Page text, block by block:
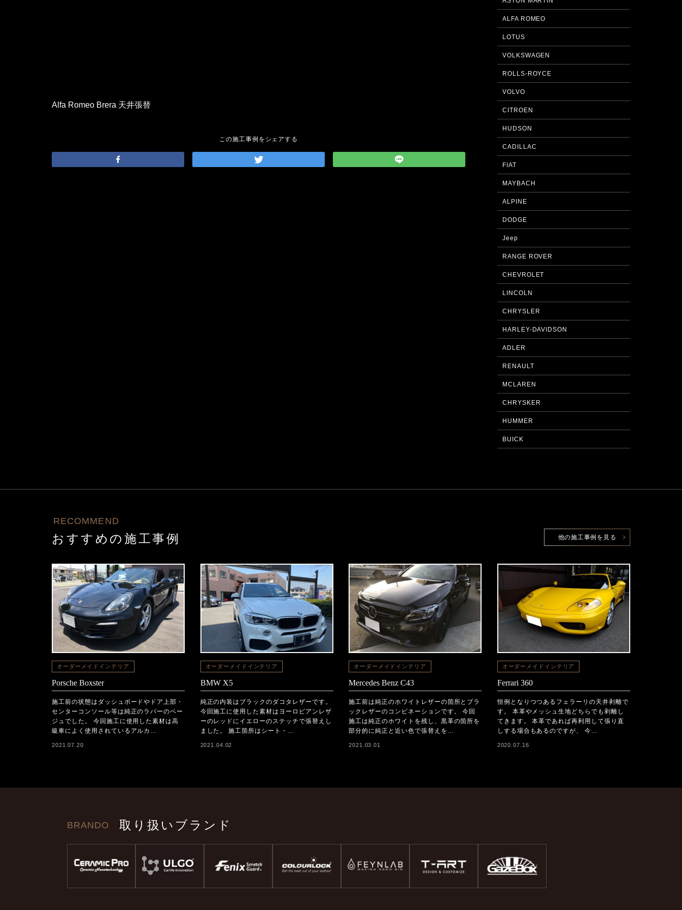
Alfa Romeo Brera 天井張替
この施工事例をシェアする
ALFA ROMEO
LOTUS
VOLKSWAGEN
ROLLS-ROYCE
VOLVO
CITROEN
HUDSON
CADILLAC
FIAT
MAYBACH
ALPINE
DODGE
Jeep
RANGE ROVER
CHEVROLET
LINCOLN
CHRYSLER
HARLEY-DAVIDSON
ADLER
RENAULT
MCLAREN
CHRYSKER
HUMMER
BUICK
RECOMMEND
おすすめの施工事例 他の施工事例を見る
オーダーメイドインテリア
Porsche Boxster
施工前の状態はダッシュボードやドア上部・
センターコンソール等は純正のラバーのベー
ジュでした。 今回施工に使用した素材は高
級車によく使用されているアルカ…
2021.07.20
オーダーメイドインテリア
BMW X5
純正の内装はブラックのダコタレザーです。
今回施工に使用した素材はヨーロピアンレザ
ーのレッドにイエローのステッチで張替えし
ました。 施工箇所はシート・…
2021.04.02
オーダーメイドインテリア
Mercedes Benz C43
施工前は純正のホワイトレザーの箇所とブラ
ックレザーのコンビネーションです。 今回
施工は純正のホワイトを残し、黒革の箇所を
部分的に純正と近い色で張替えを…
2021.03.01
オーダーメイドインテリア
Ferrari 360
恒例となりつつあるフェラーリの天井剥離で
す。 本革やメッシュ生地どちらでも剥離し
てきます。 本革であれば再利用して張り直
しする場合もあるのですが、 今…
2020.07.16
BRANDO 取り扱いブランド